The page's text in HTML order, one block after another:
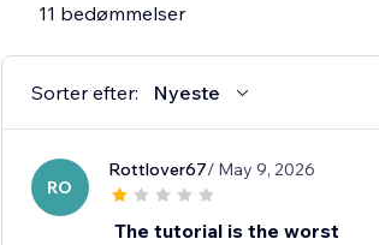
11 bedømmelser
Sorter efter: Nyeste
RO
Rottlover67/ May 9, 2026
The tutorial is the worst